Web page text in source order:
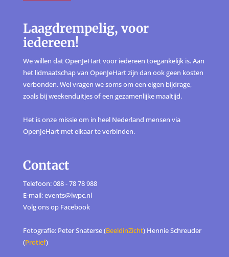
Laagdrempelig, voor
iedereen!
We willen dat OpenJeHart voor iedereen toegankelijk is. Aan
het lidmaatschap van OpenJeHart zijn dan ook geen kosten
verbonden. Wel vragen we soms om een eigen bijdrage,
zoals bij weekenduitjes of een gezamenlijke maaltijd.
Het is onze missie om in heel Nederland mensen via
OpenJeHart met elkaar te verbinden.
Contact
Telefoon: 088 - 78 78 988
E-mail: events@lwpc.nl
Volg ons op Facebook
Fotografie: Peter Snaterse (BeeldinZicht) Hennie Schreuder
(Protief)